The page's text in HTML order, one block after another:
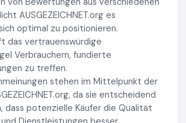
AUSGEZEICHNET.org es
optimal zu positionieren.
das vertrauenswürdige
Verbrauchern, fundierte
zu treffen.
stehen im Mittelpunkt der
da sie entscheidend
dass potenzielle Käufer die Qualität